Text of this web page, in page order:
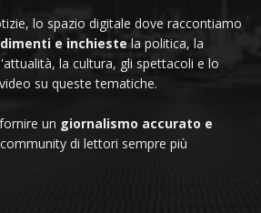
lo spazio digitale dove raccontiamo
e inchieste la politica, la
la cultura, gli spettacoli e lo
su queste tematiche.
un giornalismo accurato e
di lettori sempre più